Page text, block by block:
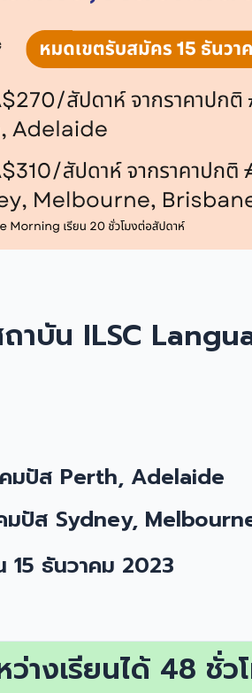
าบัน ILSC
มปัส Perth, Adelaide
ปัส Sydney,
15 ธันวาคม 2023
ว่างเรียนได้ 48 ชั่